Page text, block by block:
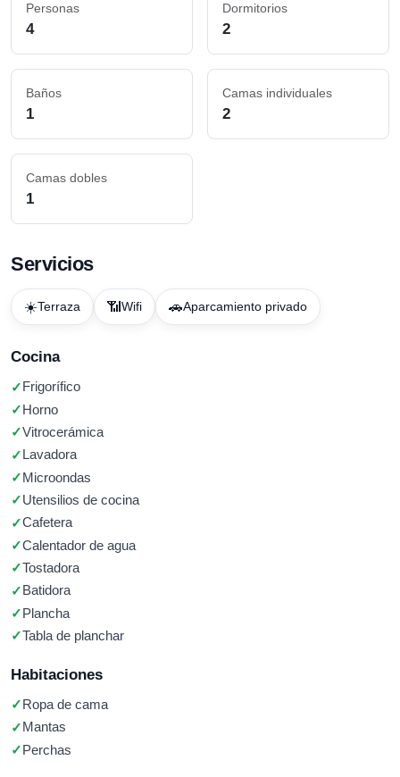
Personas
4
Dormitorios
2
Baños
1
Camas individuales
2
Camas dobles
1
Servicios
☀️Terraza 📶 Wifi 🚗Aparcamiento privado
Cocina
Frigorífico
Horno
Vitrocerámica
Lavadora
Microondas
Utensilios de cocina
Cafetera
Calentador de agua
Tostadora
Batidora
Plancha
Tabla de planchar
Habitaciones
Ropa de cama
Mantas
Perchas